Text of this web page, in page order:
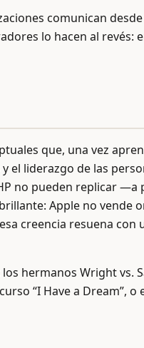
comunican
lo hacen al revés:
que, una vez
el liderazgo de las
no pueden replicar
Apple no vende
creencia resuena
hermanos Wright vs.
“I Have a Dream”,